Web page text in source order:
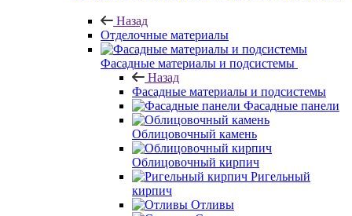
Назад
Отделочные материалы
Фасадные материалы и подсистемы
Назад
Фасадные материалы и подсистемы
Фасадные панели
Облицовочный камень
Облицовочный кирпич
Ригельный
кирпич
Отливы